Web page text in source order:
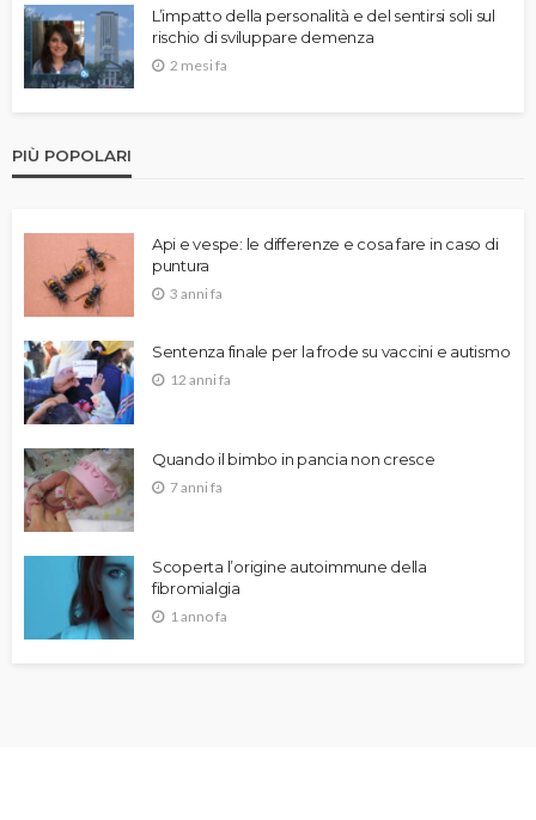
L’impatto della personalità e del sentirsi soli sul
rischio di sviluppare demenza
2 mesi fa
PIÙ POPOLARI
Api e vespe: le differenze e cosa fare in caso di
puntura
3 anni fa
Sentenza finale per la frode su vaccini e autismo
12 anni fa
Quando il bimbo in pancia non cresce
7 anni fa
Scoperta l’origine autoimmune della
fibromialgia
1 anno fa